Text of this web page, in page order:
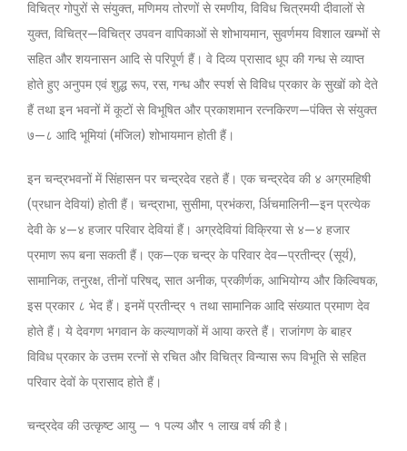
विचित्र गोपुरों से संयुक्त, मणिमय तोरणों से रमणीय, विविध चित्रमयी दीवालों से
युक्त, विचित्र—विचित्र उपवन वापिकाओं से शोभायमान, सुवर्णमय विशाल खम्भों से
सहित और शयनासन आदि से परिपूर्ण हैं। वे दिव्य प्रासाद धूप की गन्ध से व्याप्त
होते हुए अनुपम एवं शुद्ध रूप, रस, गन्ध और स्पर्श से विविध प्रकार के सुखों को देते
हैं तथा इन भवनों में कूटों से विभूषित और प्रकाशमान रत्नकिरण—पंक्ति से संयुक्त
७—८ आदि भूमियां (मंजिल) शोभायमान होती हैं।
इन चन्द्रभवनों में सिंहासन पर चन्द्रदेव रहते हैं। एक चन्द्रदेव की ४ अग्रमहिषी
(प्रधान देवियां) होती हैं। चन्द्राभा, सुसीमा, प्रभंकरा, र्अिचमालिनी—इन प्रत्येक
देवी के ४—४ हजार परिवार देवियां हैं। अग्रदेवियां विक्रिया से ४—४ हजार
प्रमाण रूप बना सकती हैं। एक—एक चन्द्र के परिवार देव—प्रतीन्द्र (सूर्य),
सामानिक, तनुरक्ष, तीनों परिषद्, सात अनीक, प्रकीर्णक, आभियोग्य और किल्विषक,
इस प्रकार ८ भेद हैं। इनमें प्रतीन्द्र १ तथा सामानिक आदि संख्यात प्रमाण देव
होते हैं। ये देवगण भगवान के कल्याणकों में आया करते हैं। राजांगण के बाहर
विविध प्रकार के उत्तम रत्नों से रचित और विचित्र विन्यास रूप विभूति से सहित
परिवार देवों के प्रासाद होते हैं।
चन्द्रदेव की उत्कृष्ट आयु — १ पल्य और १ लाख वर्ष की है।